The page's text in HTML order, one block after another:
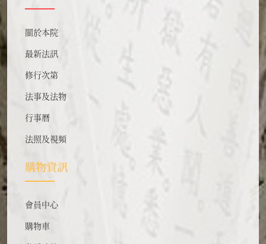
關於本院
最新法訊
修行次第
法事及法物
行事曆
法照及視頻
購物資訊
會員中心
購物車